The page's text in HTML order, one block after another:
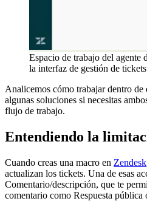
Espacio de trabajo del agente
la interfaz de gestión de tickets
Analicemos cómo trabajar dentro de
algunas soluciones si necesitas
flujo de trabajo.
Entendiendo la
Cuando creas una macro en Zendesk
actualizan los tickets. Una de esas
Comentario/descripción, que te
comentario como Respuesta pública